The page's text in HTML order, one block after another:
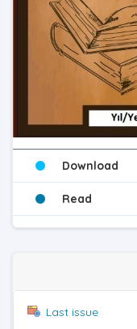
Download
Read
Last issue